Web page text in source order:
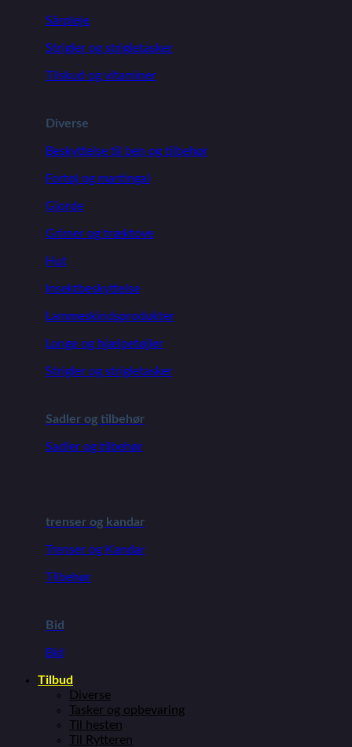
Sårpleje
Strigler og strigletasker
Tilskud og vitaminer
Diverse
Beskyttelse til ben og tilbehør
Fortøj og martingal
Gjorde
Grimer og træktove
Hut
Insektbeskyttelse
Lammeskindsprodukter
Longe og hjælpetøjler
Strigler og strigletasker
Sadler og tilbehør
Sadler og tilbehør
trenser og kandar
Trenser og Kandar
Tilbehør
Bid
Bid
Tilbud
Diverse
Tasker og opbevaring
Til hesten
Til Rytteren